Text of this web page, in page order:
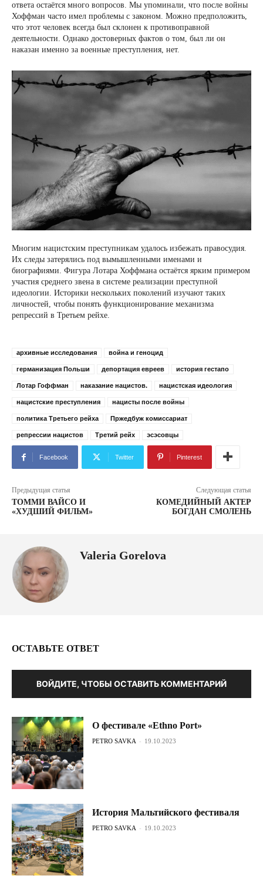
ответа остаётся много вопросов. Мы упоминали, что после войны
Хоффман часто имел проблемы с законом. Можно предположить,
что этот человек всегда был склонен к противоправной
деятельности. Однако достоверных фактов о том, был ли он
наказан именно за военные преступления, нет.
Многим нацистским преступникам удалось избежать правосудия.
Их следы затерялись под вымышленными именами и
биографиями. Фигура Лотара Хоффмана остаётся ярким примером
участия среднего звена в системе реализации преступной
идеологии. Историки нескольких поколений изучают таких
личностей, чтобы понять функционирование механизма
репрессий в Третьем рейхе.
архивные исследования война и геноцид
германизация Польши депортация евреев история гестапо
Лотар Гоффман наказание нацистов. нацистская идеология
нацистские преступления нацисты после войны
политика Третьего рейха Пржедбуж комиссариат
репрессии нацистов Третий рейх эсэсовцы
Facebook Twitter Pinterest
Предыдущая статья
ТОММИ ВАЙСО И
«ХУДШИЙ ФИЛЬМ»
Следующая статья
КОМЕДИЙНЫЙ АКТЕР
БОГДАН СМОЛЕНЬ
Valeria Gorelova
ОСТАВЬТЕ ОТВЕТ
ВОЙДИТЕ, ЧТОБЫ ОСТАВИТЬ КОММЕНТАРИЙ
О фестивале «Ethno Port»
PETRO SAVKA - 19.10.2023
История Мальтийского фестиваля
PETRO SAVKA - 19.10.2023